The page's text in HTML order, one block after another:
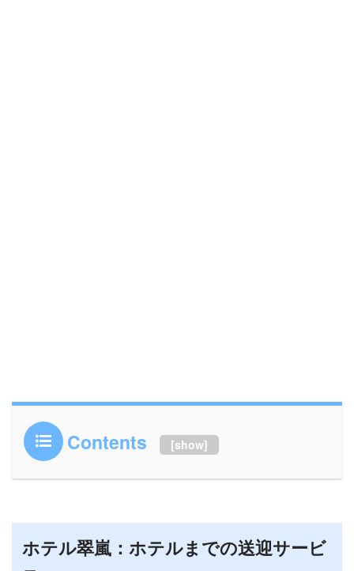
Contents [show]
ホテル翠嵐：ホテルまでの送迎サービ